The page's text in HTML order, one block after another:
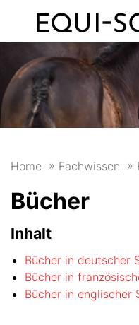
DE
Home Fachwissen
Bücher
Inhalt
Bücher in deutscher
Bücher in
Bücher in englischer